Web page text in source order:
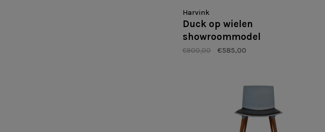
Harvink
Duck op wielen
showroommodel
€900,00 €585,00